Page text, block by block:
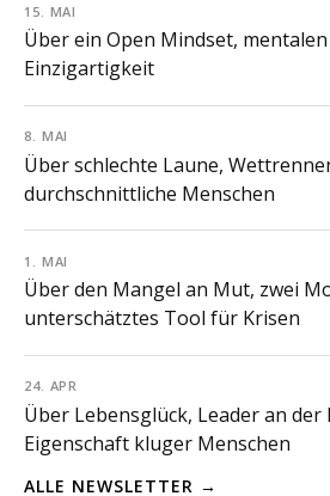
15. MAI
Über ein Open Mindset,
Einzigartigkeit
8. MAI
Über schlechte Laune,
durchschnittliche Menschen
1. MAI
Über den Mangel an Mut, zwei
unterschätztes Tool für Krisen
24. APR
Über Lebensglück, Leader an der
Eigenschaft kluger Menschen
ALLE NEWSLETTER →